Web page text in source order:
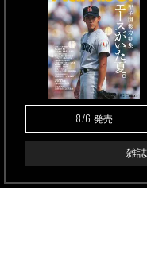
8/6 発売
雑